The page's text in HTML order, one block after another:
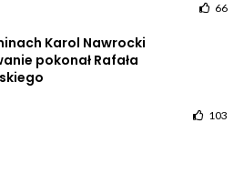
66
Karol Nawrocki
pokonał Rafała
103